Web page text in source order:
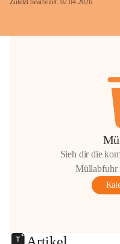
Zuletzt bearbeitet: 02.04.2026
Sieh dir die
Müllabfuhr